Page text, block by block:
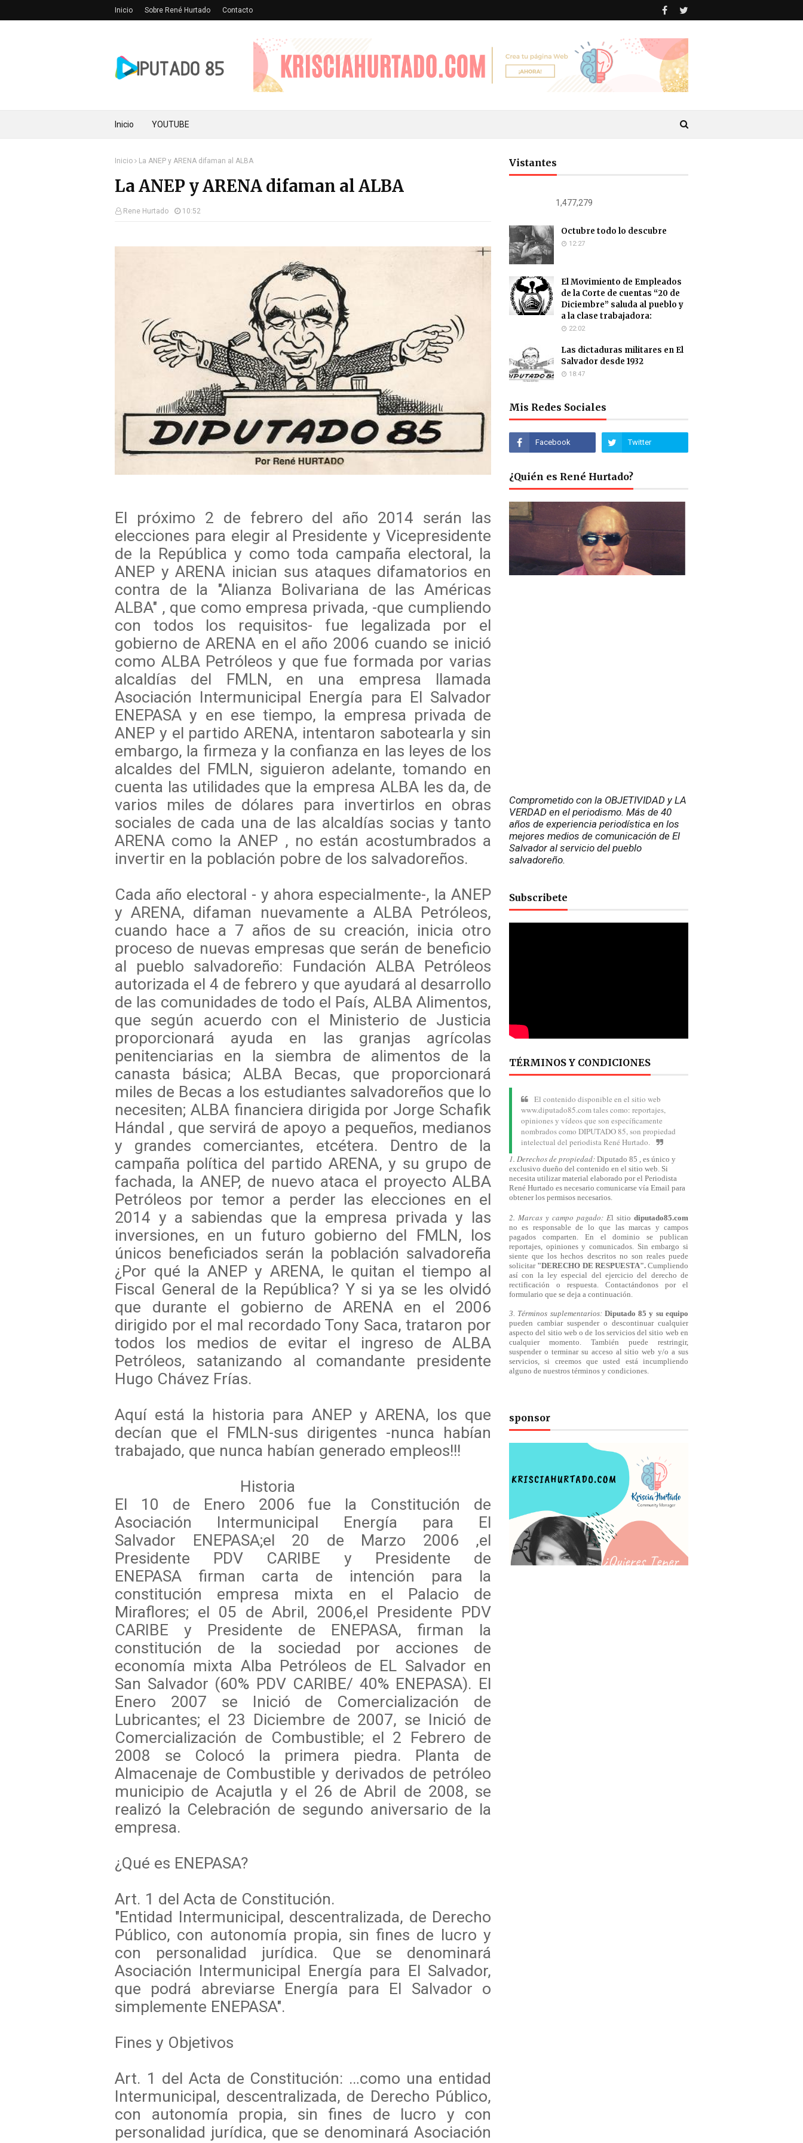
Inicio Sobre René Hurtado Contacto
Inicio YOUTUBE
Inicio La ANEP y ARENA difaman al ALBA
La ANEP y ARENA difaman al ALBA
Rene Hurtado 10:52
El próximo 2 de febrero del año 2014 serán las
elecciones para elegir al Presidente y Vicepresidente
de la República y como toda campaña electoral, la
ANEP y ARENA inician sus ataques difamatorios en
contra de la "Alianza Bolivariana de las Américas
ALBA" , que como empresa privada, -que cumpliendo
con todos los requisitos- fue legalizada por el
gobierno de ARENA en el año 2006 cuando se inició
como ALBA Petróleos y que fue formada por varias
alcaldías del FMLN, en una empresa llamada
Asociación Intermunicipal Energía para El Salvador
ENEPASA y en ese tiempo, la empresa privada de
ANEP y el partido ARENA, intentaron sabotearla y sin
embargo, la firmeza y la confianza en las leyes de los
alcaldes del FMLN, siguieron adelante, tomando en
cuenta las utilidades que la empresa ALBA les da, de
varios miles de dólares para invertirlos en obras
sociales de cada una de las alcaldías socias y tanto
ARENA como la ANEP , no están acostumbrados a
invertir en la población pobre de los salvadoreños.
Cada año electoral - y ahora especialmente-, la ANEP
y ARENA, difaman nuevamente a ALBA Petróleos,
cuando hace a 7 años de su creación, inicia otro
proceso de nuevas empresas que serán de beneficio
al pueblo salvadoreño: Fundación ALBA Petróleos
autorizada el 4 de febrero y que ayudará al desarrollo
de las comunidades de todo el País, ALBA Alimentos,
que según acuerdo con el Ministerio de Justicia
proporcionará ayuda en las granjas agrícolas
penitenciarias en la siembra de alimentos de la
canasta básica; ALBA Becas, que proporcionará
miles de Becas a los estudiantes salvadoreños que lo
necesiten; ALBA financiera dirigida por Jorge Schafik
Hándal , que servirá de apoyo a pequeños, medianos
y grandes comerciantes, etcétera. Dentro de la
campaña política del partido ARENA, y su grupo de
fachada, la ANEP, de nuevo ataca el proyecto ALBA
Petróleos por temor a perder las elecciones en el
2014 y a sabiendas que la empresa privada y las
inversiones, en un futuro gobierno del FMLN, los
únicos beneficiados serán la población salvadoreña
¿Por qué la ANEP y ARENA, le quitan el tiempo al
Fiscal General de la República? Y si ya se les olvidó
que durante el gobierno de ARENA en el 2006
dirigido por el mal recordado Tony Saca, trataron por
todos los medios de evitar el ingreso de ALBA
Petróleos, satanizando al comandante presidente
Hugo Chávez Frías.
Aquí está la historia para ANEP y ARENA, los que
decían que el FMLN-sus dirigentes -nunca habían
trabajado, que nunca habían generado empleos!!!
Historia
El 10 de Enero 2006 fue la Constitución de
Asociación Intermunicipal Energía para El
Salvador ENEPASA;el 20 de Marzo 2006 ,el
Presidente PDV CARIBE y Presidente de
ENEPASA firman carta de intención para la
constitución empresa mixta en el Palacio de
Miraflores; el 05 de Abril, 2006,el Presidente PDV
CARIBE y Presidente de ENEPASA, firman la
constitución de la sociedad por acciones de
economía mixta Alba Petróleos de EL Salvador en
San Salvador (60% PDV CARIBE/ 40% ENEPASA). El
Enero 2007 se Inició de Comercialización de
Lubricantes; el 23 Diciembre de 2007, se Inició de
Comercialización de Combustible; el 2 Febrero de
2008 se Colocó la primera piedra. Planta de
Almacenaje de Combustible y derivados de petróleo
municipio de Acajutla y el 26 de Abril de 2008, se
realizó la Celebración de segundo aniversario de la
empresa.
¿Qué es ENEPASA?
Art. 1 del Acta de Constitución.
"Entidad Intermunicipal, descentralizada, de Derecho
Público, con autonomía propia, sin fines de lucro y
con personalidad jurídica. Que se denominará
Asociación Intermunicipal Energía para El Salvador,
que podrá abreviarse Energía para El Salvador o
simplemente ENEPASA".
Fines y Objetivos
Art. 1 del Acta de Constitución: …como una entidad
Intermunicipal, descentralizada, de Derecho Público,
con autonomía propia, sin fines de lucro y con
personalidad jurídica, que se denominará Asociación
Vistantes
1,477,279
Octubre todo lo descubre
12:27
El Movimiento de Empleados
de la Corte de cuentas “20 de
Diciembre” saluda al pueblo y
a la clase trabajadora:
22:02
Las dictaduras militares en El
Salvador desde 1932
18:47
Mis Redes Sociales
¿Quién es René Hurtado?
Comprometido con la OBJETIVIDAD y LA
VERDAD en el periodismo. Más de 40
años de experiencia periodística en los
mejores medios de comunicación de El
Salvador al servicio del pueblo
salvadoreño.
Subscribete
TÉRMINOS Y CONDICIONES
El contenido disponible en el sitio web
www.diputado85.com tales como: reportajes,
opiniones y vídeos que son específicamente
nombrados como DIPUTADO 85, son propiedad
intelectual del periodista René Hurtado.
1. Derechos de propiedad: Diputado 85 , es único y
exclusivo dueño del contenido en el sitio web. Si
necesita utilizar material elaborado por el Periodista
René Hurtado es necesario comunicarse vía Email para
obtener los permisos necesarios.
2. Marcas y campo pagado: El sitio diputado85.com
no es responsable de lo que las marcas y campos
pagados comparten. En el dominio se publican
reportajes, opiniones y comunicados. Sin embargo si
siente que los hechos descritos no son reales puede
solicitar "DERECHO DE RESPUESTA".Cumpliendo
así con la ley especial del ejercicio del derecho de
rectificación o respuesta. Contactándonos por el
formulario que se deja a continuación.
3. Términos suplementarios: Diputado 85 y su equipo
pueden cambiar suspender o descontinuar cualquier
aspecto del sitio web o de los servicios del sitio web en
cualquier momento. También puede restringir,
suspender o terminar su acceso al sitio web y/o a sus
servicios, si creemos que usted está incumpliendo
alguno de nuestros términos y condiciones.
sponsor